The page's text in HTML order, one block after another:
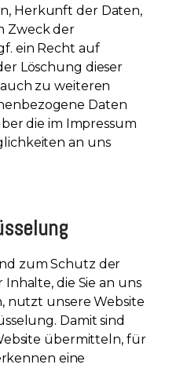
Herkunft der Daten,
Zweck der
ein Recht auf
Löschung dieser
zu weiteren
Daten
die im Impressum
an uns
zum Schutz der
die Sie an uns
nutzt unsere Website
Damit sind
übermitteln, für
eine